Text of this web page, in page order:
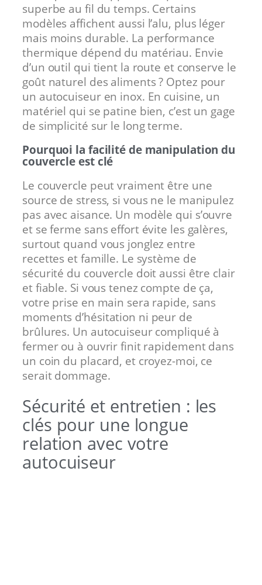
superbe au fil du temps. Certains
modèles affichent aussi l’alu, plus léger
mais moins durable. La performance
thermique dépend du matériau. Envie
d’un outil qui tient la route et conserve le
goût naturel des aliments ? Optez pour
un autocuiseur en inox. En cuisine, un
matériel qui se patine bien, c’est un gage
de simplicité sur le long terme.
Pourquoi la facilité de manipulation du
couvercle est clé
Le couvercle peut vraiment être une
source de stress, si vous ne le manipulez
pas avec aisance. Un modèle qui s’ouvre
et se ferme sans effort évite les galères,
surtout quand vous jonglez entre
recettes et famille. Le système de
sécurité du couvercle doit aussi être clair
et fiable. Si vous tenez compte de ça,
votre prise en main sera rapide, sans
moments d’hésitation ni peur de
brûlures. Un autocuiseur compliqué à
fermer ou à ouvrir finit rapidement dans
un coin du placard, et croyez-moi, ce
serait dommage.
Sécurité et entretien : les
clés pour une longue
relation avec votre
autocuiseur